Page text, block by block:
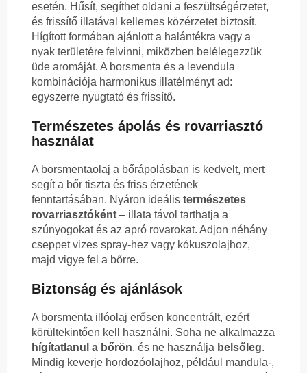
esetén. Hűsít, segíthet oldani a feszültségérzetet,
és frissítő illatával kellemes közérzetet biztosít.
Hígított formában ajánlott a halántékra vagy a
nyak területére felvinni, miközben belélegezzük
üde aromáját. A borsmenta és a levendula
kombinációja harmonikus illatélményt ad:
egyszerre nyugtató és frissítő.
Természetes ápolás és rovarriasztó
használat
A borsmentaolaj a bőrápolásban is kedvelt, mert
segít a bőr tiszta és friss érzetének
fenntartásában. Nyáron ideális természetes
rovarriasztóként – illata távol tarthatja a
szúnyogokat és az apró rovarokat. Adjon néhány
cseppet vizes spray-hez vagy kókuszolajhoz,
majd vigye fel a bőrre.
Biztonság és ajánlások
A borsmenta illóolaj erősen koncentrált, ezért
körültekintően kell használni. Soha ne alkalmazza
hígítatlanul a bőrön, és ne használja belsőleg.
Mindig keverje hordozóolajhoz, például mandula-,